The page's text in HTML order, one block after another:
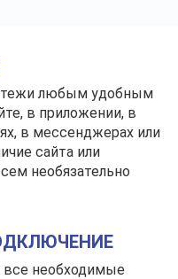
любым удобным
в приложении, в
в мессенджерах или
сайта или
необязательно
необходимые